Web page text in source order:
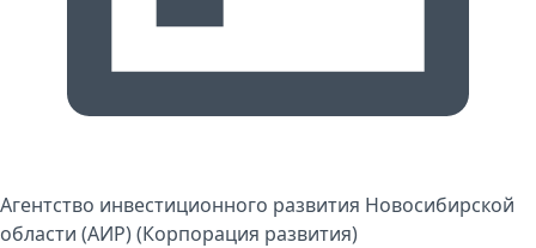
Агентство инвестиционного развития Новосибирской
области (АИР) (Корпорация развития)